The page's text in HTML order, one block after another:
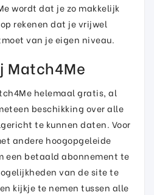
wordt dat je zo makkelijk
rekenen dat je vrijwel
van je eigen niveau.
Match4Me
helemaal gratis, al
beschikking over alle
te kunnen daten. Voor
andere hoogopgeleide
een betaald abonnement te
van de site te
kijkje te nemen tussen alle